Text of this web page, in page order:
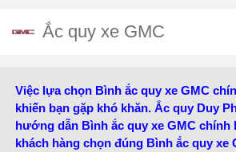
Ắc quy xe GMC
Việc lựa chọn Bình ắc quy xe GMC
khiến bạn gặp khó khăn. Ắc quy Duy
hướng dẫn Bình ắc quy xe GMC chính
khách hàng chọn đúng Bình ắc quy xe